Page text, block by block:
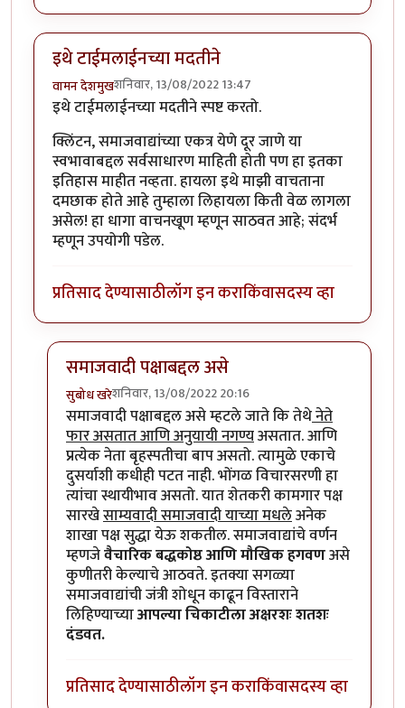
इथे टाईमलाईनच्या मदतीने
वामन देशमुखशनिवार, 13/08/2022 13:47
इथे टाईमलाईनच्या मदतीने स्पष्ट करतो.
क्लिंटन, समाजवाद्यांच्या एकत्र येणे दूर जाणे या
स्वभावाबद्दल सर्वसाधारण माहिती होती पण हा इतका
इतिहास माहीत नव्हता. हायला इथे माझी वाचताना
दमछाक होते आहे तुम्हाला लिहायला किती वेळ लागला
असेल! हा धागा वाचनखूण म्हणून साठवत आहे; संदर्भ
म्हणून उपयोगी पडेल.
प्रतिसाद देण्यासाठीलॉग इन कराकिंवासदस्य व्हा
समाजवादी पक्षाबद्दल असे
सुबोध खरेशनिवार, 13/08/2022 20:16
In reply toइथे टाईमलाईनच्या मदतीनेbyवामन देशमुख
समाजवादी पक्षाबद्दल असे म्हटले जाते कि तेथेनेते
फार असतात आणि अनुयायी नगण्यअसतात. आणि
प्रत्येक नेता बृहस्पतीचा बाप असतो. त्यामुळे एकाचे
दुसर्याशी कधीही पटत नाही. भोंगळ विचारसरणी हा
त्यांचा स्थायीभाव असतो. यात शेतकरी कामगार पक्ष
सारखेसाम्यवादी समाजवादी याच्या मधलेअनेक
शाखा पक्ष सुद्धा येऊ शकतील. समाजवाद्यांचे वर्णन
म्हणजेवैचारिक बद्धकोष्ठ आणि मौखिक हगवणअसे
कुणीतरी केल्याचे आठवते. इतक्या सगळ्या
समाजवाद्यांची जंत्री शोधून काढून विस्ताराने
लिहिण्याच्याआपल्या चिकाटीला अक्षरशः शतशः
दंडवत.
प्रतिसाद देण्यासाठीलॉग इन कराकिंवासदस्य व्हा